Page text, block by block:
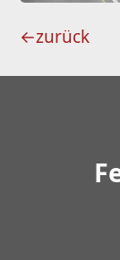
←zurück